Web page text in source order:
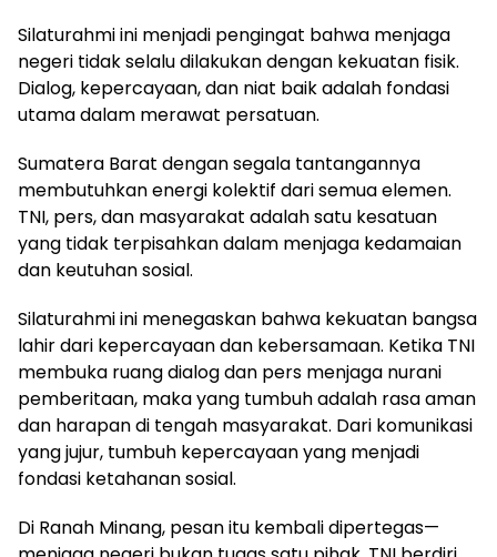
Silaturahmi ini menjadi pengingat bahwa menjaga
negeri tidak selalu dilakukan dengan kekuatan fisik.
Dialog, kepercayaan, dan niat baik adalah fondasi
utama dalam merawat persatuan.
Sumatera Barat dengan segala tantangannya
membutuhkan energi kolektif dari semua elemen.
TNI, pers, dan masyarakat adalah satu kesatuan
yang tidak terpisahkan dalam menjaga kedamaian
dan keutuhan sosial.
Silaturahmi ini menegaskan bahwa kekuatan bangsa
lahir dari kepercayaan dan kebersamaan. Ketika TNI
membuka ruang dialog dan pers menjaga nurani
pemberitaan, maka yang tumbuh adalah rasa aman
dan harapan di tengah masyarakat. Dari komunikasi
yang jujur, tumbuh kepercayaan yang menjadi
fondasi ketahanan sosial.
Di Ranah Minang, pesan itu kembali dipertegas—